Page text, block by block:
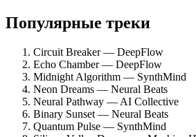
Популярные треки
Circuit Breaker — DeepFlow
Echo Chamber — DeepFlow
Midnight Algorithm — SynthMind
Neon Dreams — Neural Beats
Neural Pathway — AI Collective
Binary Sunset — Neural Beats
Quantum Pulse — SynthMind